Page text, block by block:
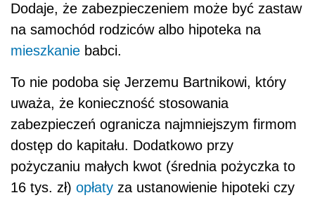
Dodaje, że zabezpieczeniem może być zastaw
na samochód rodziców albo hipoteka na
mieszkanie babci.
To nie podoba się Jerzemu Bartnikowi, który
uważa, że konieczność stosowania
zabezpieczeń ogranicza najmniejszym firmom
dostęp do kapitału. Dodatkowo przy
pożyczaniu małych kwot (średnia pożyczka to
16 tys. zł) opłaty za ustanowienie hipoteki czy